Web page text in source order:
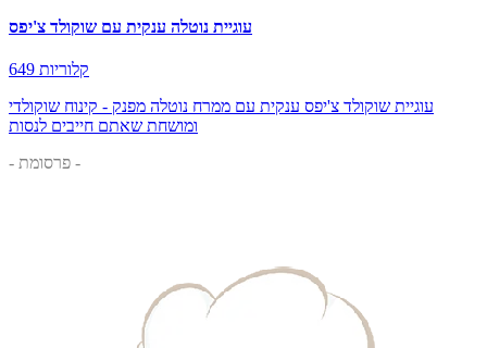
עוגיית נוטלה ענקית עם שוקולד צ'יפס
649 קלוריות
עוגיית שוקולד צ'יפס ענקית עם ממרח נוטלה מפנק - קינוח שוקולדי
ומושחת שאתם חייבים לנסות
- פרסומת -